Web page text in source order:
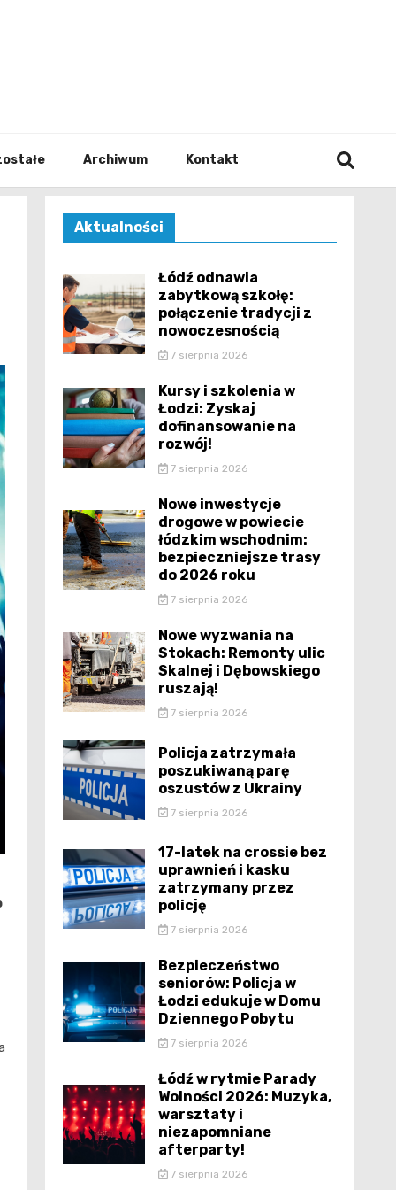
Archiwum Kontakt
Aktualności
Łódź odnawia
zabytkową szkołę:
połączenie tradycji z
nowoczesnością
7 sierpnia 2026
Kursy i szkolenia w
Łodzi: Zyskaj
dofinansowanie na
rozwój!
7 sierpnia 2026
Nowe inwestycje
drogowe w powiecie
łódzkim wschodnim:
bezpieczniejsze trasy
do 2026 roku
7 sierpnia 2026
Nowe wyzwania na
Stokach: Remonty ulic
Skalnej i Dębowskiego
ruszają!
7 sierpnia 2026
Policja zatrzymała
poszukiwaną parę
oszustów z Ukrainy
7 sierpnia 2026
17-latek na crossie bez
uprawnień i kasku
zatrzymany przez
policję
7 sierpnia 2026
Bezpieczeństwo
seniorów: Policja w
Łodzi edukuje w Domu
Dziennego Pobytu
7 sierpnia 2026
Łódź w rytmie Parady
Wolności 2026: Muzyka,
warsztaty i
niezapomniane
afterparty!
7 sierpnia 2026